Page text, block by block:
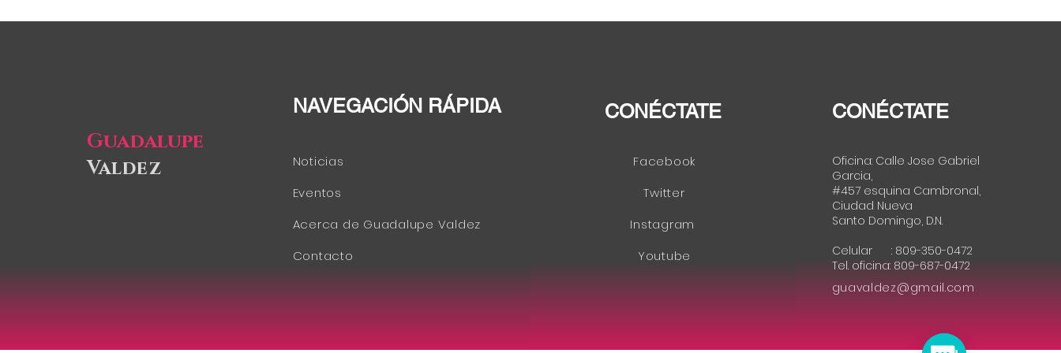
exigir derecho a la salud
al Congreso
como logro de la
Guadalupe
Valdez
NAVEGACIÓN RÁPIDA
Noticias
Eventos
Acerca de Guadalupe Valdez
Contacto
CONÉCTATE
Facebook
Twitter
Instagram
Youtube
CONÉCTATE
Oficina: Calle Jose Gabriel
Garcia,
#457 esquina Cambronal,
Ciudad Nueva
Santo Domingo, D.N.
Celular : 809-350-0472
Tel. oficina: 809-687-0472
guavaldez@gmail.com